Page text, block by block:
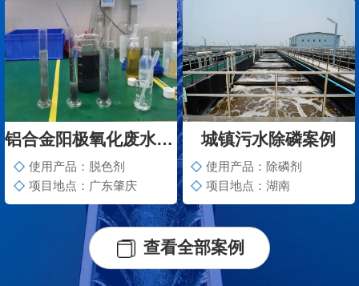
铝合金阳极氧化废水脱色案例
使用产品：脱色剂
项目地点：广东肇庆
城镇污水除磷案例
使用产品：除磷剂
项目地点：湖南
查看全部案例